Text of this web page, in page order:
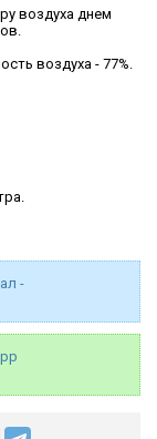
воздуха днем
воздуха - 77%.
-